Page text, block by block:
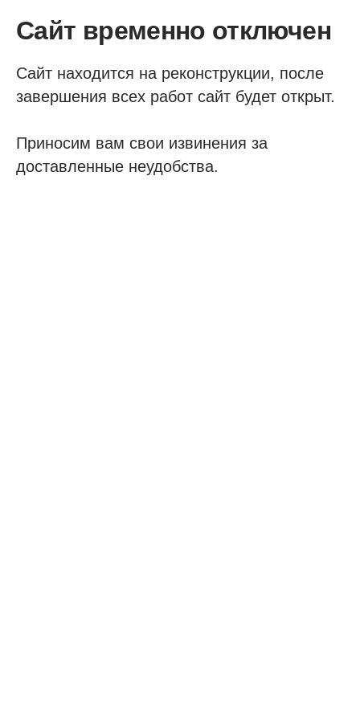
Сайт временно отключен
Сайт находится на реконструкции, после
завершения всех работ сайт будет открыт.
Приносим вам свои извинения за
доставленные неудобства.